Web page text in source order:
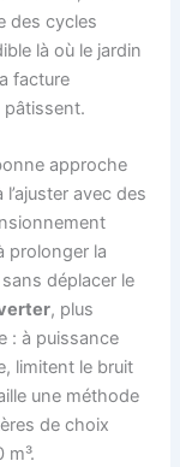
des cycles
là où le jardin
facture
pâtissent.
approche
avec des
prolonger la
déplacer le
, plus
: à puissance
limitent le bruit
une méthode
de choix